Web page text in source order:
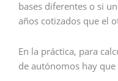
bases diferentes o si
años cotizados que el
En la práctica, para
de autónomos hay que